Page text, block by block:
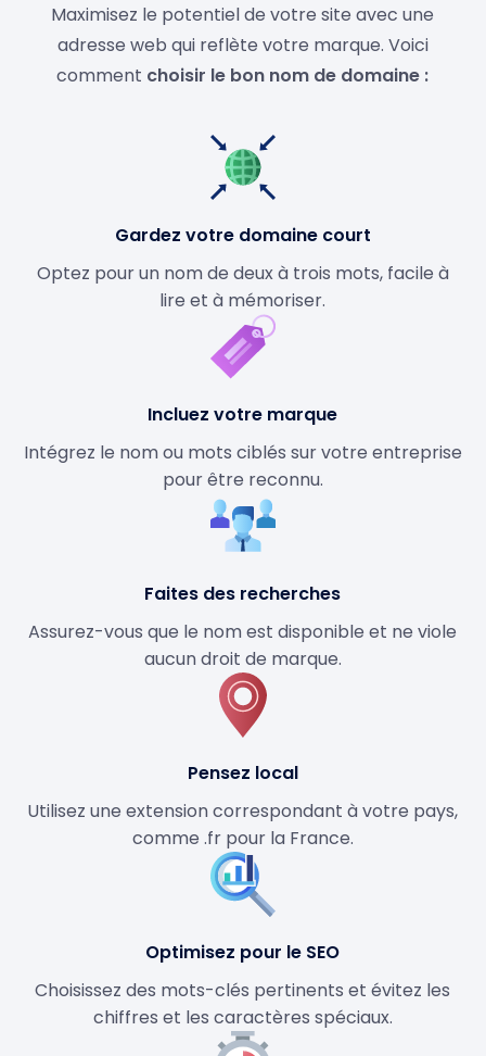
Maximisez le potentiel de votre site avec une
adresse web qui reflète votre marque. Voici
comment choisir le bon nom de domaine :
Gardez votre domaine court
Optez pour un nom de deux à trois mots, facile à
lire et à mémoriser.
Incluez votre marque
Intégrez le nom ou mots ciblés sur votre entreprise
pour être reconnu.
Faites des recherches
Assurez-vous que le nom est disponible et ne viole
aucun droit de marque.
Pensez local
Utilisez une extension correspondant à votre pays,
comme .fr pour la France.
Optimisez pour le SEO
Choisissez des mots-clés pertinents et évitez les
chiffres et les caractères spéciaux.